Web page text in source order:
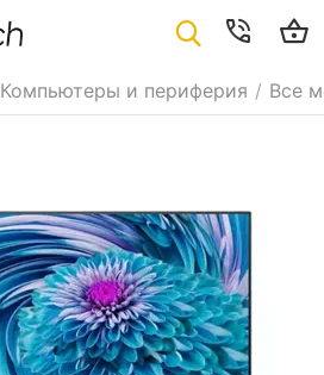
Компьютеры и периферия / Все